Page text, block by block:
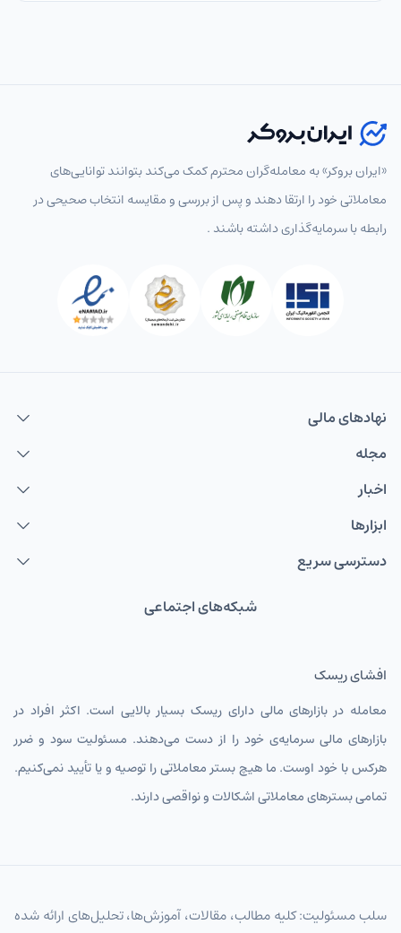
«ایران بروکر» به معامله‌گران محترم کمک می‌کند بتوانند توانایی‌های
معاملاتی خود را ارتقا دهند و پس از بررسی و مقایسه انتخاب‌ صحیحی در
رابطه با سرمایه‌گذاری داشته باشند .
نهاد‌های مالی
مجله
اخبار
ابزارها
دسترسی سریع
شبکه‌های اجتماعی
افشای ریسک
معامله در بازارهای مالی دارای ریسک بسیار بالایی است. اکثر افراد در
بازارهای مالی سرمایه‌ی خود را از دست می‌دهند. مسئولیت سود و ضرر
هرکس با خود اوست. ما هیچ بستر معاملاتی را توصیه و یا تأیید نمی‌کنیم.
تمامی بسترهای معاملاتی اشکالات و نواقصی دارند.
سلب مسئولیت: کلیه مطالب، مقالات، آموزش‌ها، تحلیل‌های ارائه شده